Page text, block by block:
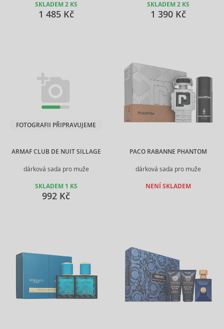
SKLADEM 2 KS
1 485 Kč
SKLADEM 2 KS
1 390 Kč
ARMAF CLUB DE NUIT SILLAGE
dárková sada pro muže
FOTOGRAFII PŘIPRAVUJEME
SKLADEM 1 KS
992 Kč
PACO RABANNE PHANTOM
dárková sada pro muže
NENÍ SKLADEM